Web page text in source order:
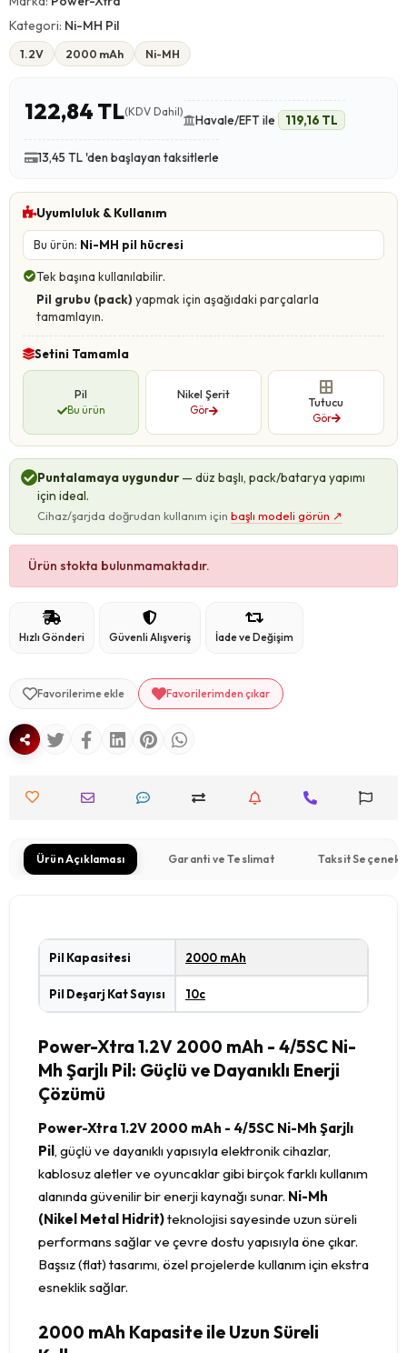
Kategori: Ni-MH Pil
1.2V 2000 mAh Ni-MH
122,84 TL(KDV Dahil)
Havale/EFT ile 119,16 TL
13,45 TL 'den başlayan taksitlerle
Uyumluluk & Kullanım
Bu ürün: Ni-MH pil hücresi
Tek başına kullanılabilir.
Pil grubu (pack) yapmak için aşağıdaki parçalarla
tamamlayın.
Setini Tamamla
Pil
Bu ürün
Nikel Şerit
Gör
Tutucu
Gör
Puntalamaya uygundur — düz başlı, pack/batarya yapımı
için ideal.
Cihaz/şarjda doğrudan kullanım için başlı modeli görün ↗
Ürün stokta bulunmamaktadır.
Hızlı Gönderi Güvenli Alışveriş İade ve Değişim
Favorilerime ekle Favorilerimden çıkar
Ürün Açıklaması Garanti ve Teslimat Taksit
Pil Kapasitesi 2000 mAh
Pil Deşarj Kat Sayısı 10c
Power-Xtra 1.2V 2000 mAh - 4/5SC Ni-
Mh Şarjlı Pil: Güçlü ve Dayanıklı Enerji
Çözümü
Power-Xtra 1.2V 2000 mAh - 4/5SC Ni-Mh Şarjlı
Pil, güçlü ve dayanıklı yapısıyla elektronik cihazlar,
kablosuz aletler ve oyuncaklar gibi birçok farklı kullanım
alanında güvenilir bir enerji kaynağı sunar. Ni-Mh
(Nikel Metal Hidrit)teknolojisi sayesinde uzun süreli
performans sağlar ve çevre dostu yapısıyla öne çıkar.
Başsız (flat) tasarımı, özel projelerde kullanım için ekstra
esneklik sağlar.
2000 mAh Kapasite ile Uzun Süreli